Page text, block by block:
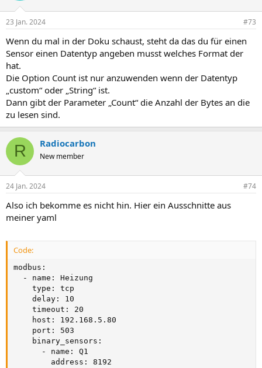
23 Jan. 2024 #73
Wenn du mal in der Doku schaust, steht da das du für einen
Sensor einen Datentyp angeben musst welches Format der
hat.
Die Option Count ist nur anzuwenden wenn der Datentyp
„custom“ oder „String“ ist.
Dann gibt der Parameter „Count“ die Anzahl der Bytes an die
zu lesen sind.
R Radiocarbon
New member
24 Jan. 2024 #74
Also ich bekomme es nicht hin. Hier ein Ausschnitte aus
meiner yaml
Code:
modbus:
  - name: Heizung
    type: tcp
    delay: 10
    timeout: 20
    host: 192.168.5.80
    port: 503
    binary_sensors:
      - name: Q1
        address: 8192